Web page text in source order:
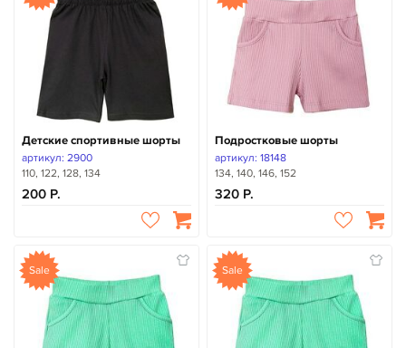
Детские спортивные шорты
артикул: 2900
110, 122, 128, 134
200
Подростковые шорты
артикул: 18148
134, 140, 146, 152
320
Sale Sale